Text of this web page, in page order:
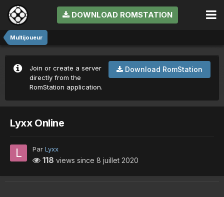
DOWNLOAD ROMSTATION
Multijoueur
Download RomStation
Join or create a server
directly from the
RomStation application.
Lyxx Online
Par Lyxx
118 views since 8 juillet 2020